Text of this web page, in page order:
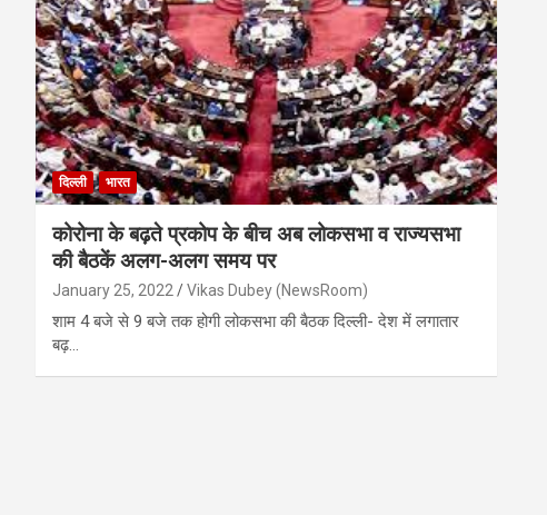
दिल्ली भारत
कोरोना के बढ़ते प्रकोप के बीच अब लोकसभा व राज्यसभा
की बैठकें अलग-अलग समय पर
January 25, 2022 Vikas Dubey (NewsRoom)
शाम 4 बजे से 9 बजे तक होगी लोकसभा की बैठक दिल्ली- देश में लगातार
बढ़…